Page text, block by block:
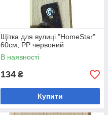
Щітка для вулиці "HomeStar"
60см, PP червоний
В наявності
134 ₴
Купити